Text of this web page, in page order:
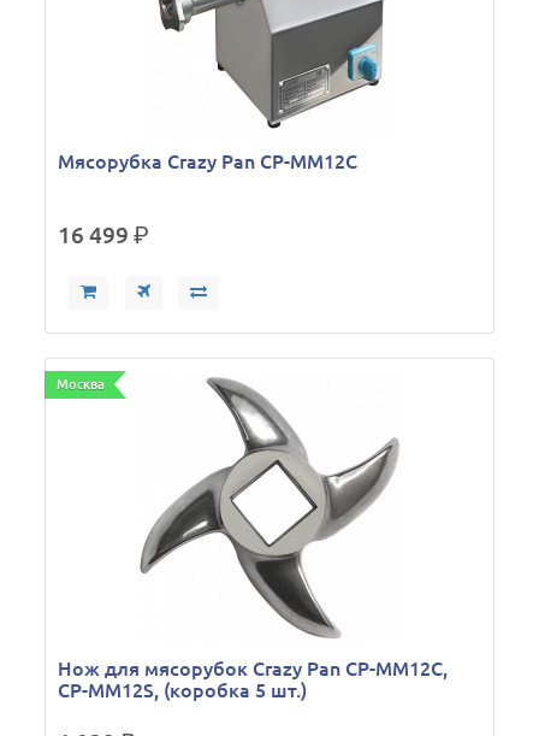
Мясорубка Crazy Pan CP-MM12C
16 499р.
Москва
Нож для мясорубок Crazy Pan CP-MM12C,
CP-MM12S, (коробка 5 шт.)